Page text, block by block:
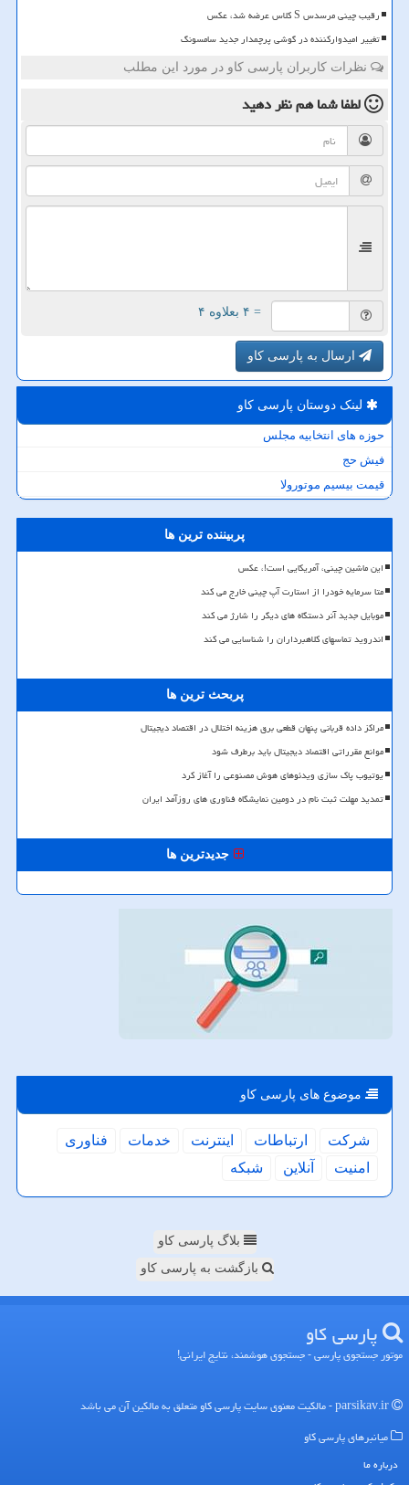
رقیب چینی مرسدس S کلاس عرضه شد، عکس
تغییر امیدوارکننده در گوشی پرچمدار جدید سامسونگ
نظرات کاربران پارسی کاو در مورد این مطلب
لطفا شما همنظر دهید
= ۴ بعلاوه ۴
ارسال به پارسی کاو
لینک دوستان پارسی كاو
حوزه های انتخابیه مجلس
فیش حج
قیمت بیسیم موتورولا
پربیننده ترین ها
این ماشین چینی، آمریکایی است!، عکس
متا سرمایه خودرا از استارت آپ چینی خارج می کند
موبایل جدید آنر دستگاه های دیگر را شارژ می کند
اندروید تماسهای کلاهبرداران را شناسایی می کند
پربحث ترین ها
مراکز داده قربانی پنهان قطعی برق هزینه اختلال در اقتصاد دیجیتال
موانع مقرراتی اقتصاد دیجیتال باید برطرف شود
یوتیوب پاک سازی ویدئوهای هوش مصنوعی را آغاز کرد
تمدید مهلت ثبت نام در دومین نمایشگاه فناوری های روزآمد ایران
جدیدترین ها
موضوع های پارسی كاو
شركت ارتباطات اینترنت خدمات
فناوری
امنیت
آنلاین شبكه
بلاگ پارسی کاو
بازگشت به پارسی کاو
پارسی كاو
موتور جستجوی پارسی - جستجوی هوشمند، نتایج ایرانی!
میانبرهای پارسی كاو
درباره ما